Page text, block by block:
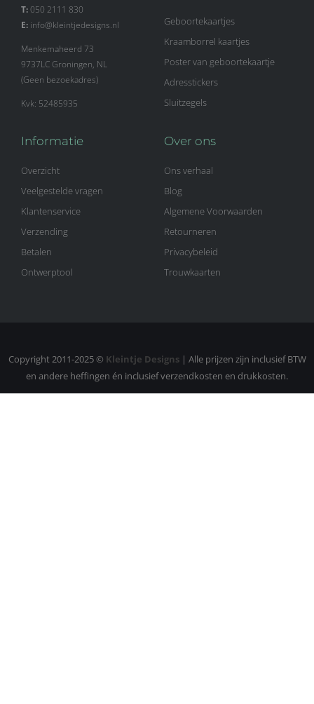
T:050 2111 830
E: info@kleintjedesigns.nl
Menkemaheerd 73
9737LC Groningen, NL
(Geen bezoekadres)
Kvk: 52485935
Geboortekaartjes
Kraamborrel kaartjes
Poster van geboortekaartje
Adresstickers
Sluitzegels
Informatie
Overzicht
Veelgestelde vragen
Klantenservice
Verzending
Betalen
Ontwerptool
Over ons
Ons verhaal
Blog
Algemene Voorwaarden
Retourneren
Privacybeleid
Trouwkaarten
Copyright 2011-2025 © Kleintje Designs| Alle prijzen zijn inclusief BTW
en andere heffingen én inclusief verzendkosten en drukkosten.